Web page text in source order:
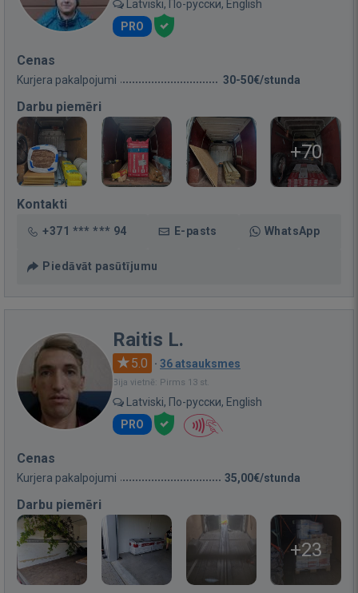
Latviski, По-русски, English
PRO
Cenas
Kurjera pakalpojumi 30-50€/stunda
Darbu piemēri
+70
Kontakti
+371 *** *** 94 E-pasts WhatsApp
Piedāvāt pasūtījumu
Raitis L.
5.0 · 36 atsauksmes
Bija vietnē: Pirms 13 st.
Latviski, По-русски, English
PRO
Cenas
Kurjera pakalpojumi 35,00€/stunda
Darbu piemēri
+23